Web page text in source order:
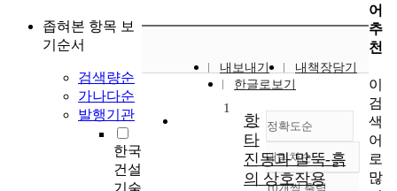
좁혀본 항목 보
기순서
검색량순
가나다순
발행기관
한국
건설
내보내기
내책장담기
한글로보기
정확도순
정확도
순
내림차순
10개씩 출력
1
항
타
진동과 말뚝-흙
의 상호작용
어
추
천
이
검
색
어
로
많